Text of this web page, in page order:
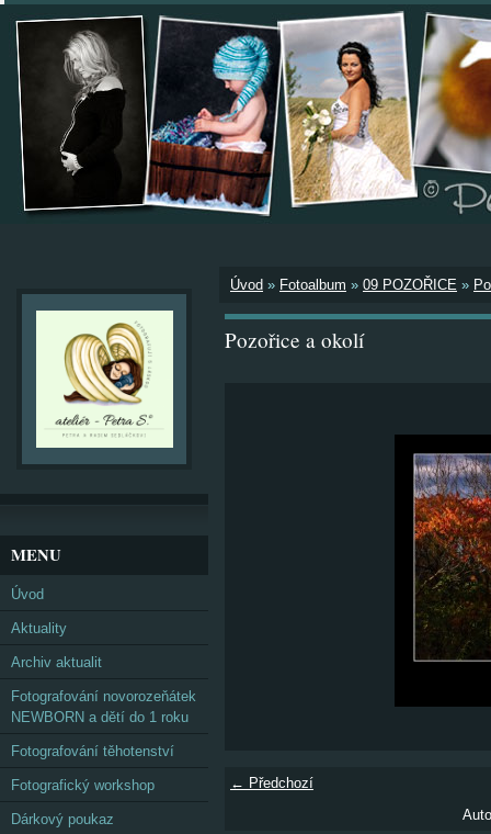
Úvod » Fotoalbum » 09 POZOŘICE »
Pozořice a okolí
← Předchozí
MENU
Úvod
Aktuality
Archiv aktualit
Fotografování novorozeňátek
NEWBORN a dětí do 1 roku
Fotografování těhotenství
Fotografický workshop
Dárkový poukaz